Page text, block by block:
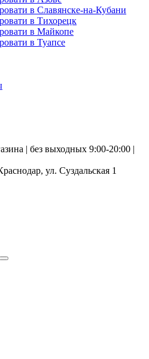
в Славянске-на-Кубани
в Тихорецк
в Майкопе
в Туапсе
| без выходных 9:00-20:00 |
ул. Суздальская 1